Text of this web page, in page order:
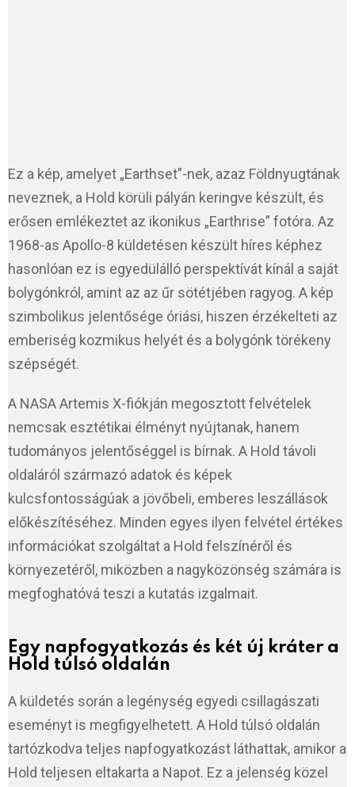
Ez a kép, amelyet „Earthset”-nek, azaz Földnyugtának
neveznek, a Hold körüli pályán keringve készült, és
erősen emlékeztet az ikonikus „Earthrise” fotóra. Az
1968-as Apollo-8 küldetésen készült híres képhez
hasonlóan ez is egyedülálló perspektívát kínál a saját
bolygónkról, amint az az űr sötétjében ragyog. A kép
szimbolikus jelentősége óriási, hiszen érzékelteti az
emberiség kozmikus helyét és a bolygónk törékeny
szépségét.
A NASA Artemis X-fiókján megosztott felvételek
nemcsak esztétikai élményt nyújtanak, hanem
tudományos jelentőséggel is bírnak. A Hold távoli
oldaláról származó adatok és képek
kulcsfontosságúak a jövőbeli, emberes leszállások
előkészítéséhez. Minden egyes ilyen felvétel értékes
információkat szolgáltat a Hold felszínéről és
környezetéről, miközben a nagyközönség számára is
megfoghatóvá teszi a kutatás izgalmait.
Egy napfogyatkozás és két új kráter a
Hold túlsó oldalán
A küldetés során a legénység egyedi csillagászati
eseményt is megfigyelhetett. A Hold túlsó oldalán
tartózkodva teljes napfogyatkozást láthattak, amikor a
Hold teljesen eltakarta a Napot. Ez a jelenség közel